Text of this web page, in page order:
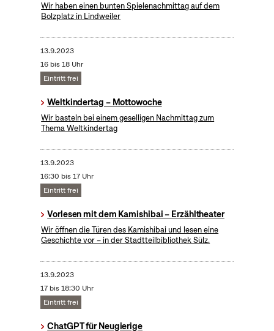
Wir haben einen bunten Spielenachmittag auf dem
Bolzplatz in Lindweiler
13.9.2023
16 bis 18 Uhr
Eintritt frei
Weltkindertag – Mottowoche
Wir basteln bei einem geselligen Nachmittag zum
Thema Weltkindertag
13.9.2023
16:30 bis 17 Uhr
Eintritt frei
Vorlesen mit dem Kamishibai – Erzähltheater
Wir öffnen die Türen des Kamishibai und lesen eine
Geschichte vor – in der Stadtteilbibliothek Sülz.
13.9.2023
17 bis 18:30 Uhr
Eintritt frei
ChatGPT für Neugierige